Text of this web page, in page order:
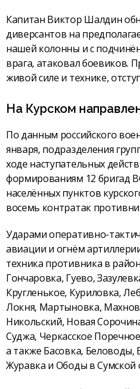
Капитан Виктор Шалдин
диверсантов на
нашей колонны и с
врага, атаковал боевиков.
живой силе и технике,
На Курском
По данным российского
января, подразделения
ходе наступательных
формированиям 12 бригад
населённых пунктов
восемь контратак
Ударами оперативно-
авиации и огнём
техника противника в
Гончаровка, Гуево,
Кругленькое, Куриловка,
Локня, Мартыновка,
Никольский, Новая
Суджа, Черкасское
а также Басовка, Беловоды,
Журавка и Ободы в Сумской